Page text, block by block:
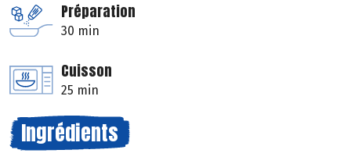
Préparation
30 min
Cuisson
25 min
Ingrédients